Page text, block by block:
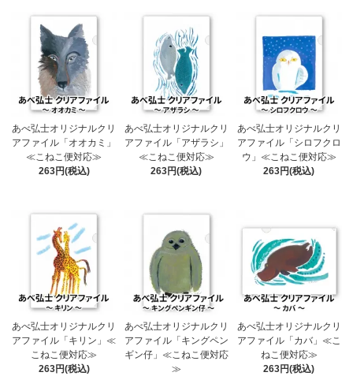
あべ弘士オリジナルクリ
アファイル「オオカミ」
≪こねこ便対応≫
263円(税込)
あべ弘士オリジナルクリ
アファイル「アザラシ」
≪こねこ便対応≫
263円(税込)
あべ弘士オリジナルクリ
アファイル「シロフクロ
ウ」≪こねこ便対応≫
263円(税込)
あべ弘士オリジナルクリ
アファイル「キリン」≪
こねこ便対応≫
263円(税込)
あべ弘士オリジナルクリ
アファイル「キングペン
ギン仔」≪こねこ便対応
≫
あべ弘士オリジナルクリ
アファイル「カバ」≪こ
ねこ便対応≫
263円(税込)